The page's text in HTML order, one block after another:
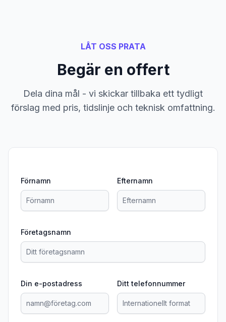
LÅT OSS PRATA
Begär en offert
Dela dina mål - vi skickar tillbaka ett tydligt
förslag med pris, tidslinje och teknisk omfattning.
Förnamn Efternamn
Företagsnamn
Din e-postadress Ditt telefonnummer